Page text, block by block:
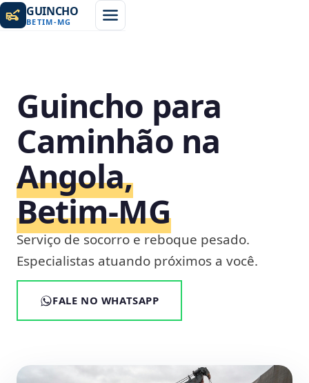
GUINCHO
BETIM-MG
Guincho para
Caminhão na
Angola,
Betim‑MG
Serviço de socorro e reboque pesado.
Especialistas atuando próximos a você.
FALE NO WHATSAPP